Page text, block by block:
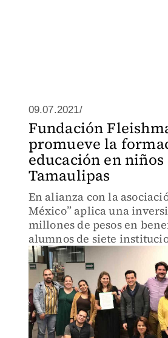
09.07.2021/
Fundación
promueve la
educación en niños
Tamaulipas
En alianza con la
México” aplica una
millones de pesos en
alumnos de siete
educativas de Tampico,
Altamira.